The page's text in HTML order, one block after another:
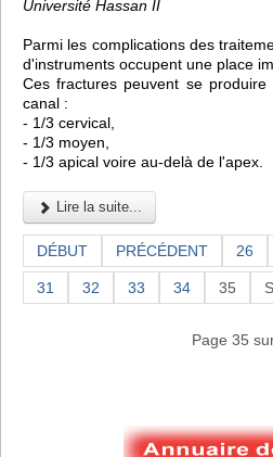
Université Hassan II
Parmi les complications des
d'instruments occupent une place
Ces fractures peuvent se
canal :
- 1/3 cervical,
- 1/3 moyen,
- 1/3 apical voire au-delà de l'apex.
Lire la suite...
DÉBUT PRÉCÉDENT 26
31 32 33 34 35
Page 35